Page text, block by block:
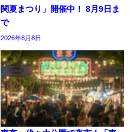
関夏まつり」開催中！ 8月9日ま
で
2026年8月8日